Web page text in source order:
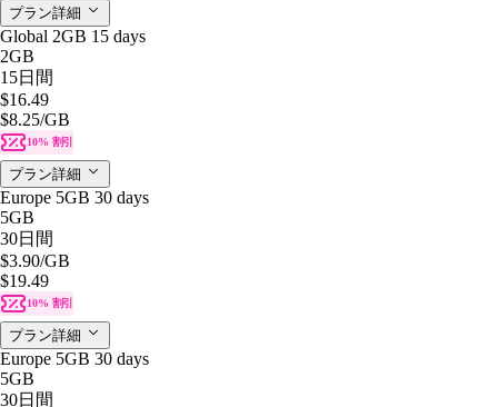
プラン詳細
Global 2GB 15 days
2GB
15日間
$16.49
$8.25/GB
10% 割引
プラン詳細
Europe 5GB 30 days
5GB
30日間
$3.90/GB
$19.49
10% 割引
プラン詳細
Europe 5GB 30 days
5GB
30日間